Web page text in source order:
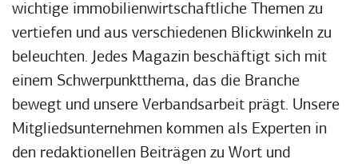
wichtige immobilienwirtschaftliche Themen zu
vertiefen und aus verschiedenen Blickwinkeln zu
beleuchten. Jedes Magazin beschäftigt sich mit
einem Schwerpunktthema, das die Branche
bewegt und unsere Verbandsarbeit prägt. Unsere
Mitgliedsunternehmen kommen als Experten in
den redaktionellen Beiträgen zu Wort und